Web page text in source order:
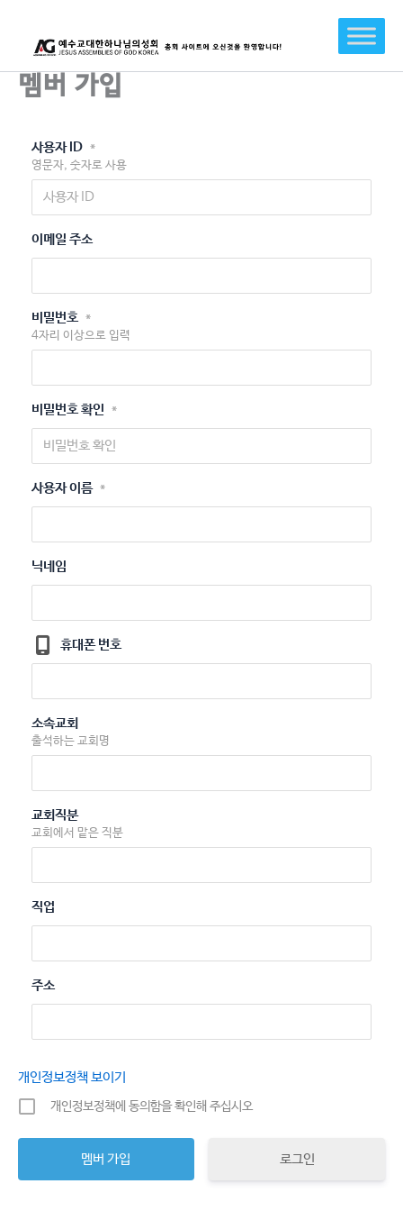
로
멤버 가입
사용자 ID *
영문자, 숫자로 사용
이메일 주소
비밀번호 *
4자리 이상으로 입력
비밀번호 확인 *
사용자 이름 *
닉네임
휴대폰 번호
소속교회
출석하는 교회명
교회직분
교회에서 맡은 직분
직업
주소
개인정보정책 보이기
개인정보정책에 동의함을 확인해 주십시오
로그인